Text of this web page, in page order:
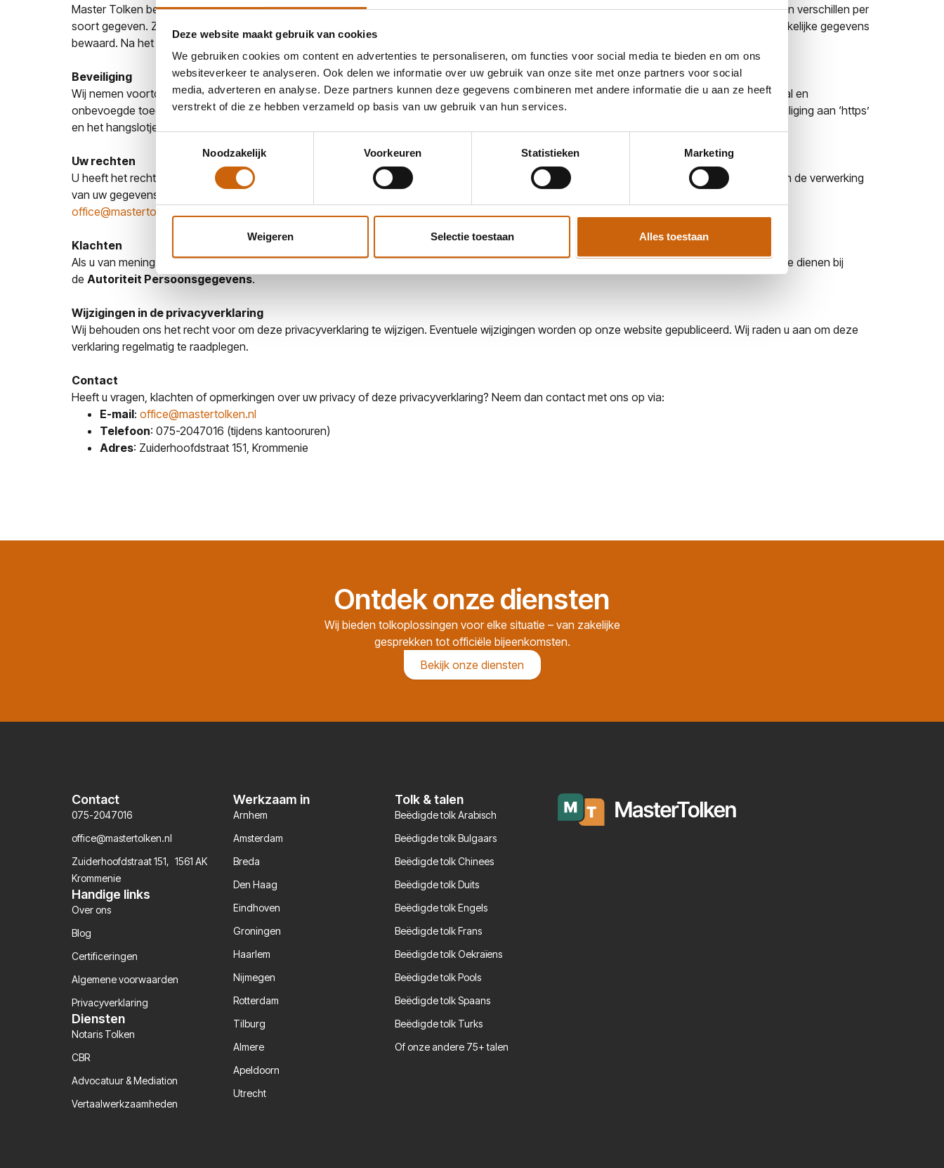
Deze website maakt gebruik van cookies
We gebruiken cookies om content en advertenties te personaliseren, om functies voor social media te bieden en om ons
websiteverkeer te analyseren. Ook delen we informatie over uw gebruik van onze site met onze partners voor social
media, adverteren en analyse. Deze partners kunnen deze gegevens combineren met andere informatie die u aan ze heeft
verstrekt of die ze hebben verzameld op basis van uw gebruik van hun services.
Noodzakelijk
Voorkeuren Statistieken Marketing
Weigeren Selectie toestaan Alles toestaan
Master Tolken bewaart uw gegevens niet langer dan noodzakelijk voor de doeleinden waarvoor wij deze hebben verzameld. De bewaartermijnen verschillen per
soort gegeven. Zo zijn wij wettelijk verplicht bepaalde financiële gegevens te bewaren voor onze administratie. Daarbij worden enkel de noodzakelijke gegevens
bewaard. Na het verstrijken van de wettelijke bewaartermijnen worden uw (persoons)gegevens volledig verwijderd of geanonimiseerd.
Beveiliging
Wij nemen voortdurend organisatorische en technische beveiligingsmaatregelen om uw persoonsgegevens te beschermen tegen verlies, diefstal en
onbevoegde toegang. Onderdeel van deze beveiliging is onder andere het gebruik van ReCaptcha en een TLS-verbinding. U herkent deze beveiliging aan ‘https’
en het hangslotje in de adresbalk van uw webbrowser.
Uw rechten
U heeft het recht om uw persoonsgegevens in te zien, te corrigeren of te laten verwijderen. Daarnaast heeft u het recht bezwaar te maken tegen de verwerking
van uw gegevens en het recht op overdraagbaarheid van uw gegevens. U kunt hiervoor contact met ons opnemen via:
office@mastertolken.nl
Klachten
Als u van mening bent dat Master Tolken inbreuk maakt op de wet, kunt u contact opnemen met de KIM. Ook heeft u het recht om een klacht in te dienen bij
de Autoriteit Persoonsgegevens.
Wijzigingen in de privacyverklaring
Wij behouden ons het recht voor om deze privacyverklaring te wijzigen. Eventuele wijzigingen worden op onze website gepubliceerd. Wij raden u aan om deze
verklaring regelmatig te raadplegen.
Contact
Heeft u vragen, klachten of opmerkingen over uw privacy of deze privacyverklaring? Neem dan contact met ons op via:
E-mail: office@mastertolken.nl
Telefoon: 075-2047016 (tijdens kantooruren)
Adres: Zuiderhoofdstraat 151, Krommenie
Ontdek onze diensten
Wij bieden tolkoplossingen voor elke situatie – van zakelijke
gesprekken tot officiële bijeenkomsten.
Bekijk onze diensten
Contact
075-2047016
office@mastertolken.nl
Zuiderhoofdstraat 151, 1561 AK
Krommenie
Handige links
Over ons
Blog
Certificeringen
Algemene voorwaarden
Privacyverklaring
Diensten
Notaris Tolken
CBR
Advocatuur & Mediation
Vertaalwerkzaamheden
Werkzaam in
Arnhem
Amsterdam
Breda
Den Haag
Eindhoven
Groningen
Haarlem
Nijmegen
Rotterdam
Tilburg
Almere
Apeldoorn
Utrecht
Tolk & talen
Beëdigde tolk Arabisch
Beëdigde tolk Bulgaars
Beëdigde tolk Chinees
Beëdigde tolk Duits
Beëdigde tolk Engels
Beëdigde tolk Frans
Beëdigde tolk Oekraïens
Beëdigde tolk Pools
Beëdigde tolk Spaans
Beëdigde tolk Turks
Of onze andere 75+ talen